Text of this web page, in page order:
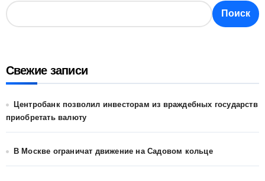
Поиск
Свежие записи
Центробанк позволил инвесторам из враждебных государств
приобретать валюту
В Москве ограничат движение на Садовом кольце